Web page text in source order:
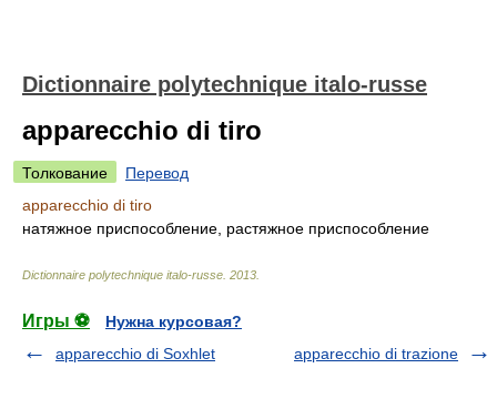
Dictionnaire polytechnique italo-russe
apparecchio di tiro
Толкование
Перевод
apparecchio di tiro
натяжное приспособление, растяжное приспособление
Dictionnaire polytechnique italo-russe 2013
Игры ⚽
Нужна курсовая?
apparecchio di Soxhlet
apparecchio di trazione